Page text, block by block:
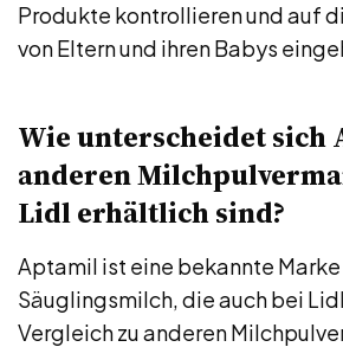
Produkte kontrollieren und auf
von Eltern und ihren Babys
Wie unterscheidet sich
anderen
Lidl erhältlich sind?
Aptamil ist eine bekannte
Säuglingsmilch, die auch bei
Vergleich zu anderen